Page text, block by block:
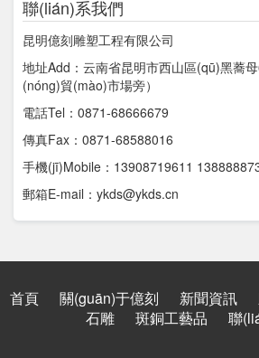
聯(lián)系我們
昆明億刻雕塑工程有限公司
地址Add：云南省昆明市西山區(qū)黑蕎
(nóng)貿(mào)市場旁）
電話Tel：0871-68666679
傳真Fax：0871-68588016
手機(jī)Mobile：13908719611
郵箱E-mail：ykds@ykds.cn
首頁 關(guān)于億刻 新聞資訊
石雕
斑銅工藝品 聯